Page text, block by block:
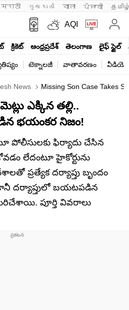
मराठी ગુજરાતી বাংলা ਪੰਜਾਬੀ
AQI
క్రికెట్ ఆంధ్రప్రదేశ్ తెలంగాణ లైఫ్ స్టైల్
టెక్నాలజీ వాతావరణం
News Missing Son Case Takes
ఎక్కిన తల్లి..
భయంకర నిజం!
పోలీసులకు ఫిర్యాదు చేసిన
లేదంటూ హైకోర్టును
ప్రత్యేక దర్యాప్తు బృందం
దర్యాప్తులో బయటపడిన
పూర్తి వివరాలు